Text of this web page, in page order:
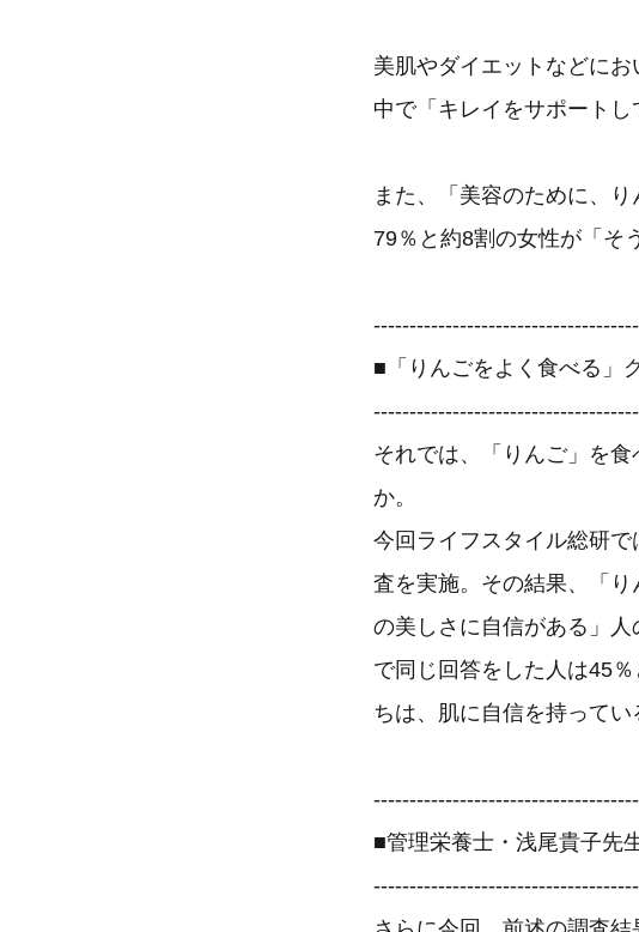
美肌やダイエットなどに
中で「キレイをサポート
また、「美容のために、
79％と約8割の女性が「そ
■「りんごをよく食べる」
それでは、「りんご」を
か。
今回ライフスタイル総研
査を実施。その結果、「
の美しさに自信がある」
で同じ回答をした人は45
ちは、肌に自信を持ってい
■管理栄養士・浅尾貴子先